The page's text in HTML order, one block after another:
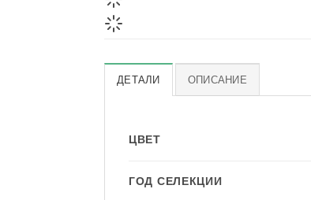
ДЕТАЛИ ОПИСАНИЕ
ЦВЕТ
ГОД СЕЛЕКЦИИ